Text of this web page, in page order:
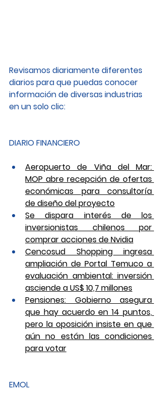
Revisamos diariamente diferentes
diarios para que puedas conocer
información de diversas industrias
en un solo clic:
DIARIO FINANCIERO
Aeropuerto de Viña del Mar:
MOP abre recepción de ofertas
económicas para consultoría
de diseño del proyecto
Se dispara interés de los
inversionistas chilenos por
comprar acciones de Nvidia
Cencosud Shopping ingresa
ampliación de Portal Temuco a
evaluación ambiental: inversión
asciende a US$ 10,7 millones
Pensiones: Gobierno asegura
que hay acuerdo en 14 puntos,
pero la oposición insiste en que
aún no están las condiciones
para votar
EMOL